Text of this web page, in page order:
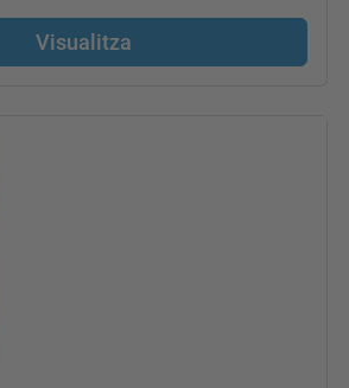
Visualitza